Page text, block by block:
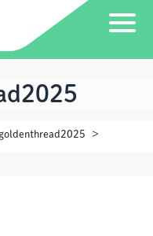
goldenthread2025